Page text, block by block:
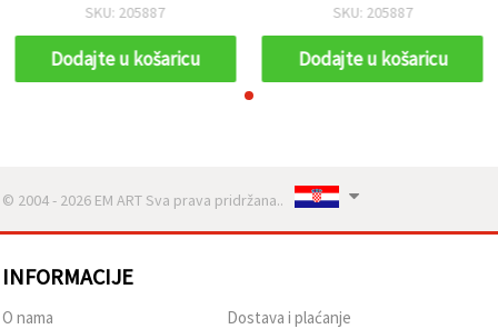
SKU: 205887
Dodajte u košaricu
SKU: 205887
Dodajte u košaricu
© 2004 - 2026 EM ART Sva prava pridržana..
INFORMACIJE
O nama
Dostava i plaćanje